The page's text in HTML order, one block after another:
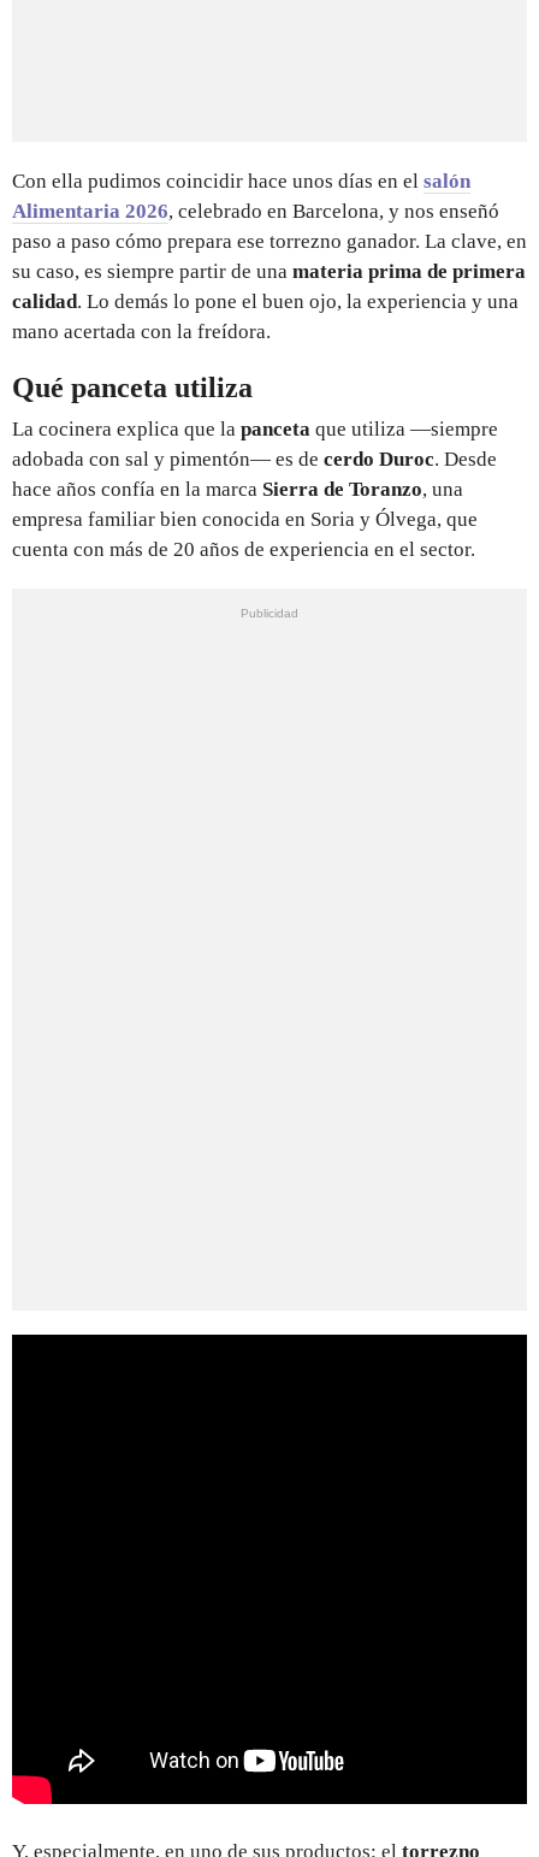
Con ella pudimos coincidir hace unos días en el salón
Alimentaria 2026, celebrado en Barcelona, y nos enseñó
paso a paso cómo prepara ese torrezno ganador. La clave, en
su caso, es siempre partir de una materia prima de primera
calidad. Lo demás lo pone el buen ojo, la experiencia y una
mano acertada con la freídora.
Qué panceta utiliza
La cocinera explica que la panceta que utiliza —siempre
adobada con sal y pimentón— es de cerdo Duroc. Desde
hace años confía en la marca Sierra de Toranzo, una
empresa familiar bien conocida en Soria y Ólvega, que
cuenta con más de 20 años de experiencia en el sector.
Y, especialmente, en uno de sus productos: el torrezno